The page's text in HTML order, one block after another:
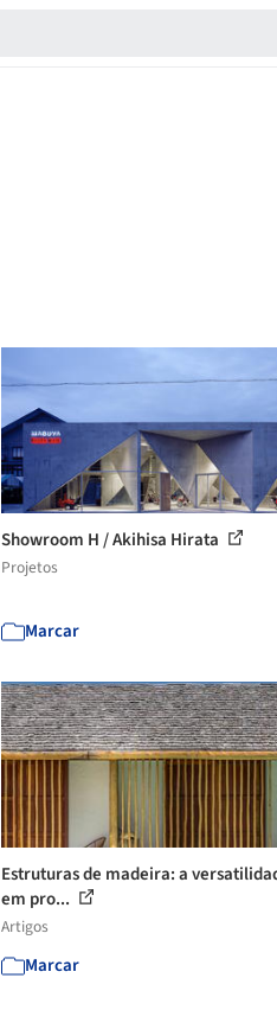
Showroom H / Akihisa Hirata
Projetos
Marcar
Estruturas de madeira: a
em pro...
Artigos
Marcar